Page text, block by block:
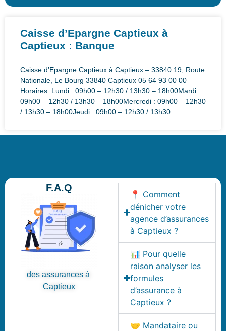
Caisse d’Epargne Captieux à
Captieux : Banque
Caisse d’Epargne Captieux à Captieux – 33840 19, Route
Nationale, Le Bourg 33840 Captieux 05 64 93 00 00
Horaires :Lundi : 09h00 – 12h30 / 13h30 – 18h00Mardi :
09h00 – 12h30 / 13h30 – 18h00Mercredi : 09h00 – 12h30
/ 13h30 – 18h00Jeudi : 09h00 – 12h30 / 13h30
F.A.Q
des assurances à
Captieux
📍 Comment
dénicher votre
agence d’assurances
à Captieux ?
📊 Pour quelle
raison analyser les
formules
d’assurance à
Captieux ?
🤝 Mandataire ou